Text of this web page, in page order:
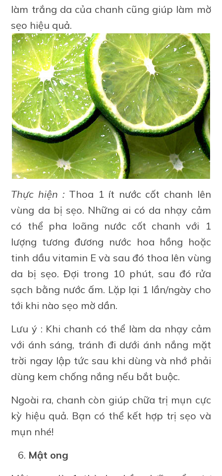
làm trắng da của chanh cũng giúp làm mờ
sẹo hiệu quả.
Thực hiện : Thoa 1 ít nước cốt chanh lên
vùng da bị sẹo. Những ai có da nhạy cảm
có thể pha loãng nước cốt chanh với 1
lượng tương đương nước hoa hồng hoặc
tinh dầu vitamin E và sau đó thoa lên vùng
da bị sẹo. Đợi trong 10 phút, sau đó rửa
sạch bằng nước ấm. Lặp lại 1 lần/ngày cho
tới khi nào sẹo mờ dần.
Lưu ý : Khi chanh có thể làm da nhạy cảm
với ánh sáng, tránh đi dưới ánh nắng mặt
trời ngay lập tức sau khi dùng và nhớ phải
dùng kem chống nắng nếu bắt buộc.
Ngoài ra, chanh còn giúp chữa trị mụn cực
kỳ hiệu quả. Bạn có thể kết hợp trị sẹo và
mụn nhé!
Mật ong